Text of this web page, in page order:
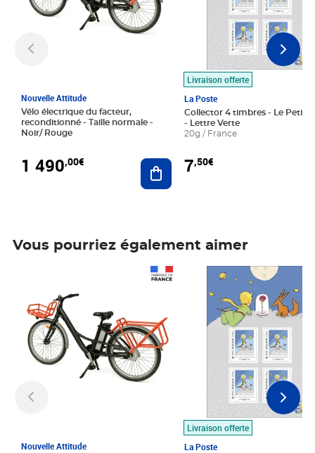
Nouvelle Attitude
Vélo électrique du facteur,
reconditionné - Taille normale -
Noir/ Rouge
1 490,00€ Ajouter au panier
Livraison offerte
La Poste
Collector 4 timbres - Le Petit
- Lettre Verte
20g / France
7,50€
Vous pourriez également aimer
Nouvelle Attitude
Livraison offerte
La Poste
Prix 7,50€